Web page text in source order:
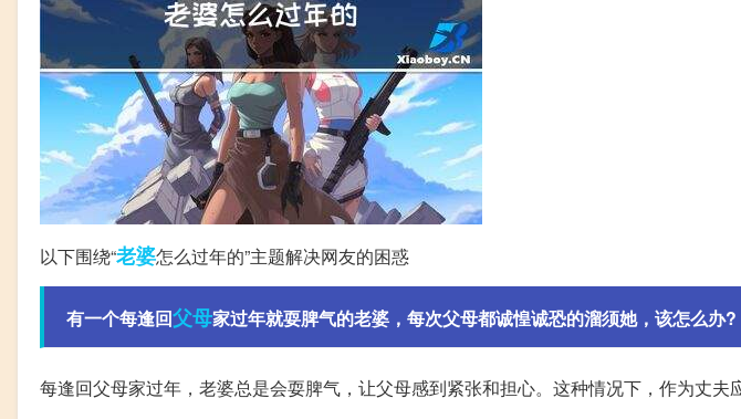
以下围绕“老婆怎么过年的”主题解决网友的困惑
有一个每逢回父母家过年就耍脾气的老婆，每次父母都诚惶诚恐的溜须她，该怎么办?
每逢回父母家过年，老婆总是会耍脾气，让父母感到紧张和担心。这种情况下，作为丈夫